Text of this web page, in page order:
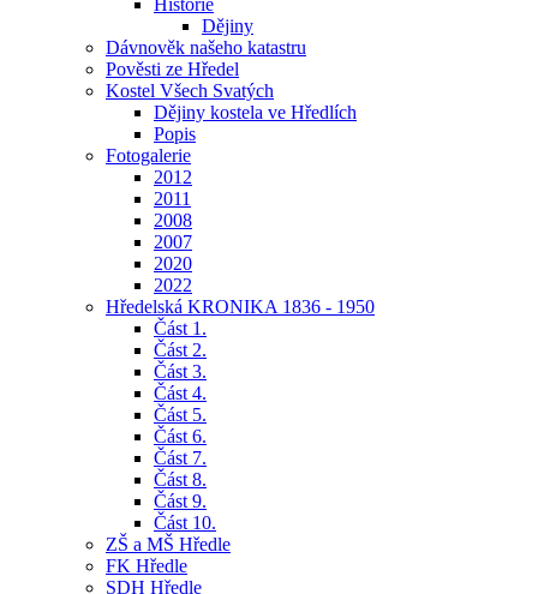
Historie
Dějiny
Dávnověk našeho katastru
Pověsti ze Hředel
Kostel Všech Svatých
Dějiny kostela ve Hředlích
Popis
Fotogalerie
2012
2011
2008
2007
2020
2022
Hředelská KRONIKA 1836 - 1950
Část 1.
Část 2.
Část 3.
Část 4.
Část 5.
Část 6.
Část 7.
Část 8.
Část 9.
Část 10.
ZŠ a MŠ Hředle
FK Hředle
SDH Hředle